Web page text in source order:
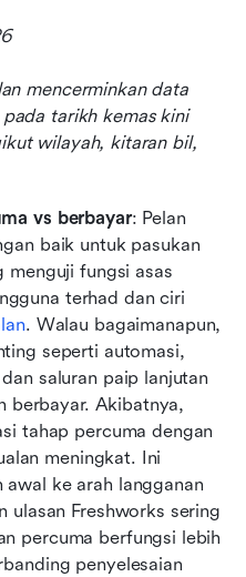
mencerminkan data
tarikh kemas kini
wilayah, kitaran bil,
vs berbayar: Pelan
baik untuk pasukan
menguji fungsi asas
terhad dan ciri
. Walau bagaimanapun,
seperti automasi,
saluran paip lanjutan
berbayar. Akibatnya,
tahap percuma dengan
meningkat. Ini
ke arah langganan
ulasan Freshworks sering
percuma berfungsi lebih
penyelesaian